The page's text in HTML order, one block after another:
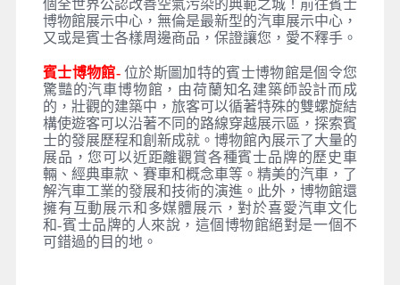
個全世界公認改善空氣污染的典範之城！前往賓士
博物館展示中心，無倫是最新型的汽車展示中心，
又或是賓士各樣周邊商品，保證讓您，愛不釋手。
賓士博物館- 位於斯圖加特的賓士博物館是個令您
驚豔的汽車博物館，由荷蘭知名建築師設計而成
的，壯觀的建築中，旅客可以循著特殊的雙螺旋結
構使遊客可以沿著不同的路線穿越展示區，探索賓
士的發展歷程和創新成就。博物館內展示了大量的
展品，您可以近距離觀賞各種賓士品牌的歷史車
輛、經典車款、賽車和概念車等。精美的汽車，了
解汽車工業的發展和技術的演進。此外，博物館還
擁有互動展示和多媒體展示，對於喜愛汽車文化
和-賓士品牌的人來說，這個博物館絕對是一個不
可錯過的目的地。